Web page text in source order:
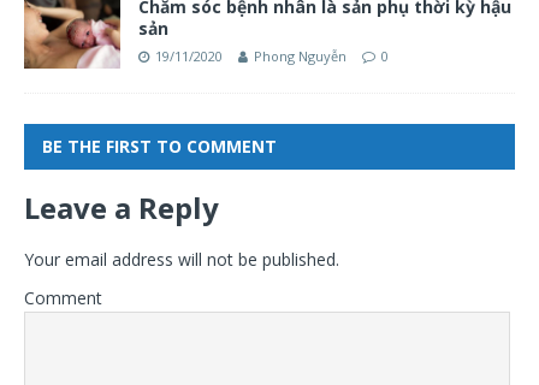
Chăm sóc bệnh nhân là sản phụ thời kỳ hậu
sản
19/11/2020 Phong Nguyễn 0
BE THE FIRST TO COMMENT
Leave a Reply
Your email address will not be published.
Comment